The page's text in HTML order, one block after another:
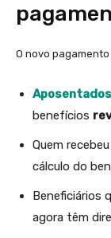
O novo
Aposentados
benefícios
Quem
cálculo do
Beneficiários
agora têm